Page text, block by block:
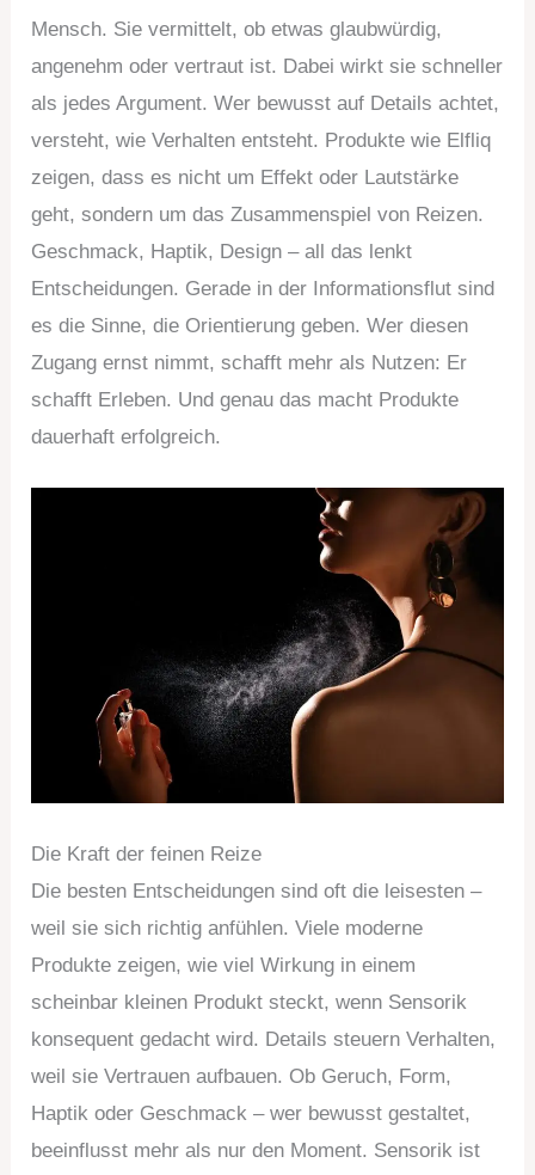
Mensch. Sie vermittelt, ob etwas glaubwürdig,
angenehm oder vertraut ist. Dabei wirkt sie schneller
als jedes Argument. Wer bewusst auf Details achtet,
versteht, wie Verhalten entsteht. Produkte wie Elfliq
zeigen, dass es nicht um Effekt oder Lautstärke
geht, sondern um das Zusammenspiel von Reizen.
Geschmack, Haptik, Design – all das lenkt
Entscheidungen. Gerade in der Informationsflut sind
es die Sinne, die Orientierung geben. Wer diesen
Zugang ernst nimmt, schafft mehr als Nutzen: Er
schafft Erleben. Und genau das macht Produkte
dauerhaft erfolgreich.
Die Kraft der feinen Reize
Die besten Entscheidungen sind oft die leisesten –
weil sie sich richtig anfühlen. Viele moderne
Produkte zeigen, wie viel Wirkung in einem
scheinbar kleinen Produkt steckt, wenn Sensorik
konsequent gedacht wird. Details steuern Verhalten,
weil sie Vertrauen aufbauen. Ob Geruch, Form,
Haptik oder Geschmack – wer bewusst gestaltet,
beeinflusst mehr als nur den Moment. Sensorik ist